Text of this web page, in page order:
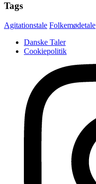
Tags
Agitationstale Folkemødetale
Danske Taler
Cookiepolitik